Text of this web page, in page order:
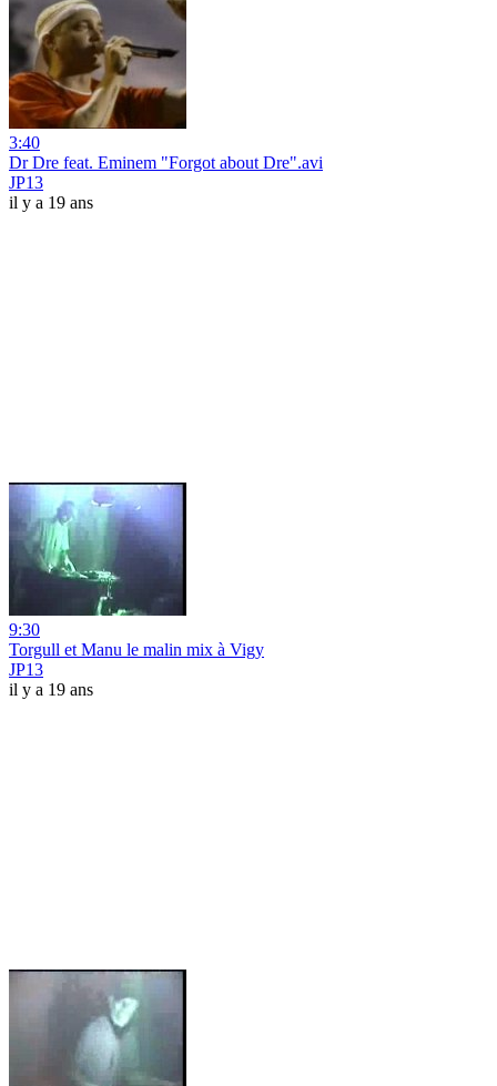
3:40
Dr Dre feat. Eminem "Forgot about Dre".avi
JP13
il y a 19 ans
9:30
Torgull et Manu le malin mix à Vigy
JP13
il y a 19 ans